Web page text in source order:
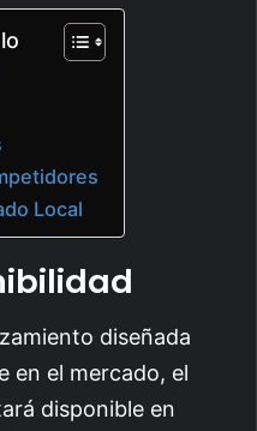
Local
diseñada
en el mercado, el
disponible en